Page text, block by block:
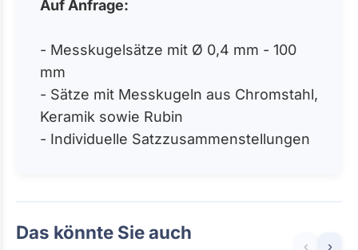
Auf Anfrage:
- Messkugelsätze mit Ø 0,4 mm - 100
mm
- Sätze mit Messkugeln aus Chromstahl,
Keramik sowie Rubin
- Individuelle Satzzusammenstellungen
Das könnte Sie auch
‹ ›